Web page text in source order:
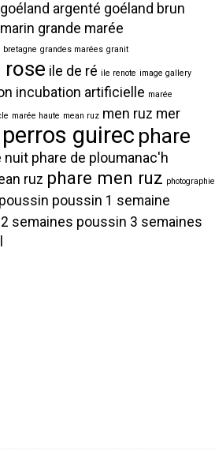
goéland argenté goéland brun
grande marée
bretagne grandes marées granit
rose ile de ré ile renote image gallery
incubation artificielle marée
marée haute mean ruz men ruz mer
perros guirec phare
nuit phare de ploumanac'h
ruz phare men ruz photographie
poussin poussin 1 semaine
semaines poussin 3 semaines